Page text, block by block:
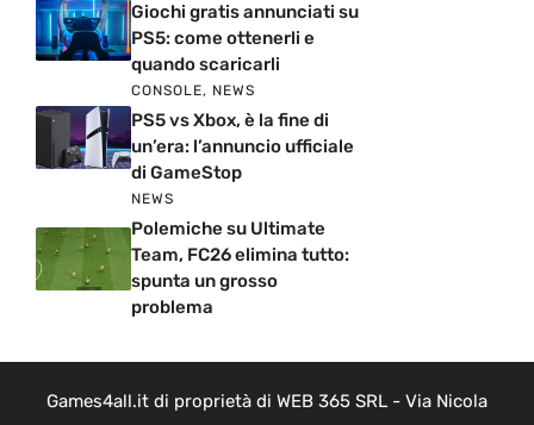
Giochi gratis annunciati su
PS5: come ottenerli e
quando scaricarli
CONSOLE, NEWS
PS5 vs Xbox, è la fine di
un’era: l’annuncio ufficiale
di GameStop
NEWS
Polemiche su Ultimate
Team, FC26 elimina tutto:
spunta un grosso
problema
Games4all.it di proprietà di WEB 365 SRL - Via Nicola